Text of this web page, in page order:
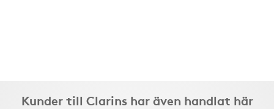
Kunder till Clarins har även handlat här